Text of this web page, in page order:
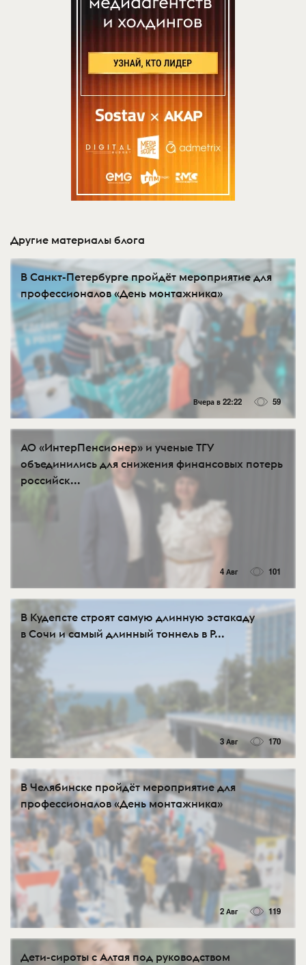
Другие материалы блога
В Санкт-Петербурге пройдёт мероприятие для
профессионалов «День монтажника»
Вчера в 22:22 59
АО «ИнтерПенсионер» и ученые ТГУ
объединились для снижения финансовых потерь
российск...
4 Авг 101
В Кудепсте строят самую длинную эстакаду
в Сочи и самый длинный тоннель в Р...
3 Авг 170
В Челябинске пройдёт мероприятие для
профессионалов «День монтажника»
2 Авг 119
Дети-сироты с Алтая под руководством